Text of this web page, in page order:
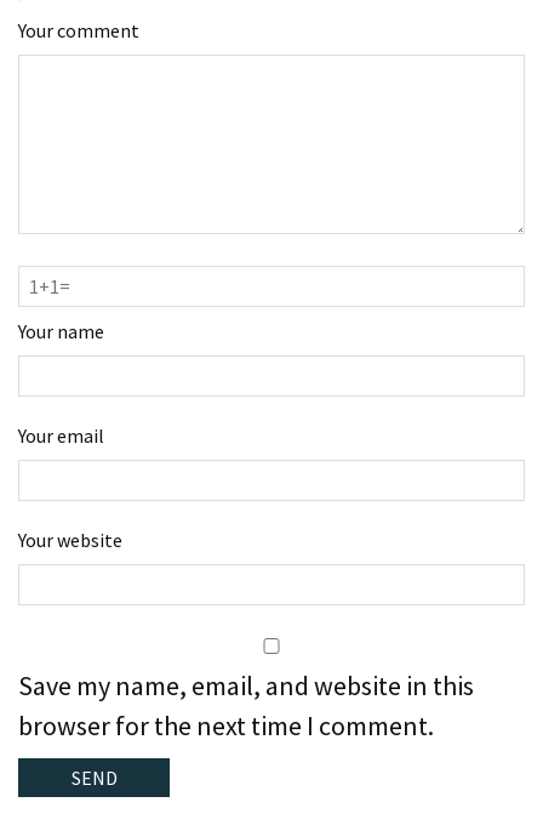
Your comment
Your name
Your email
Your website
Save my name, email, and website in this
browser for the next time I comment.